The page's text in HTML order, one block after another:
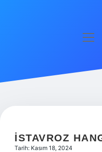
Hakkımızda
İSTAVROZ
Tarih: Kasım 18, 2024